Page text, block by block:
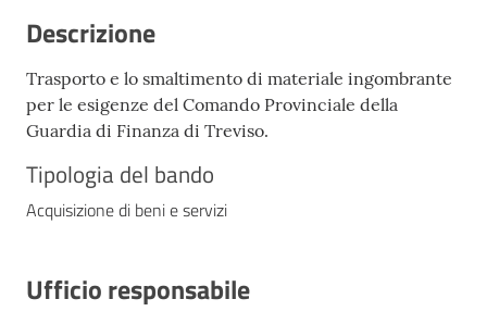
Descrizione
Trasporto e lo smaltimento di materiale ingombrante
per le esigenze del Comando Provinciale della
Guardia di Finanza di Treviso.
Tipologia del bando
Acquisizione di beni e servizi
Ufficio responsabile